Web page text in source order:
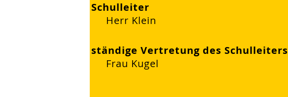
Schulleiter
Herr Klein
ständige Vertretung des Schulleiters
Frau Kugel